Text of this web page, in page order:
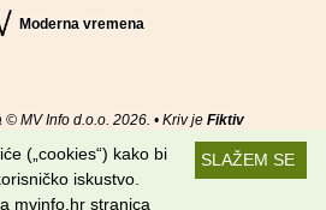
Moderna vremena
MV Info d.o.o. 2026. • Kriv je Fiktiv
Uvjeti korištenja RSS kanaliSLAŽEM SE
(„cookies“) kako bi
iskustvo.
mvinfo.hr stranica